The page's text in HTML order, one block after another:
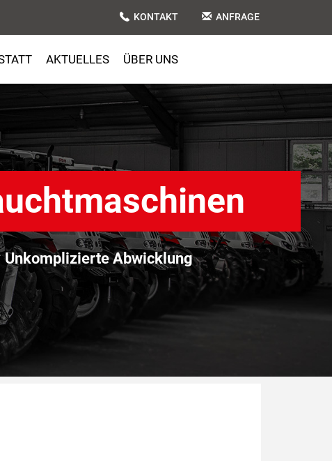
KONTAKT ANFRAGE
AKTUELLES ÜBER UNS
Unkomplizierte Abwicklung